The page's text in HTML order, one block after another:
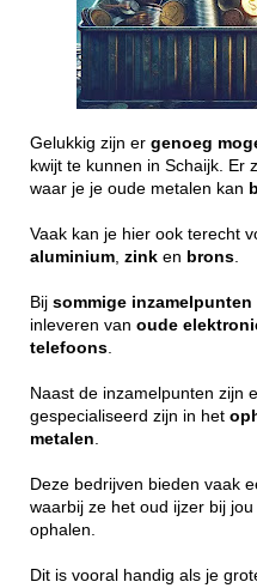
Gelukkig zijn er genoeg
kwijt te kunnen in Schaijk. Er
waar je je oude metalen kan
Vaak kan je hier ook terecht
aluminium, zink en brons.
Bij sommige inzamelpunten
inleveren van oude
telefoons.
Naast de inzamelpunten zijn
gespecialiseerd zijn in het
metalen.
Deze bedrijven bieden vaak
waarbij ze het oud ijzer bij
ophalen.
Dit is vooral handig als je